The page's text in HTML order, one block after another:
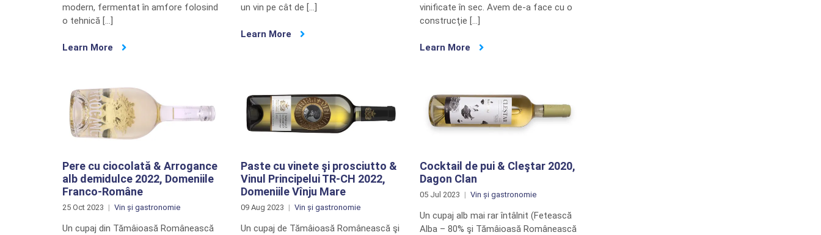
modern, fermentat în amfore folosind
o tehnică […]
Learn More
un vin pe cât de […]
Learn More
vinificate în sec. Avem de-a face cu o
construcţie […]
Learn More
Pere cu ciocolată & Arrogance
alb demidulce 2022, Domeniile
Franco-Române
25 Oct 2023 Vin și gastronomie
Un cupaj din Tămâioasă Românească
Paste cu vinete şi prosciutto &
Vinul Principelui TR-CH 2022,
Domeniile Vînju Mare
09 Aug 2023 Vin și gastronomie
Un cupaj de Tămâioasă Românească şi
Cocktail de pui & Cleştar 2020,
Dagon Clan
05 Jul 2023 Vin și gastronomie
Un cupaj alb mai rar întâlnit (Fetească
Alba – 80% şi Tămâioasă Românească